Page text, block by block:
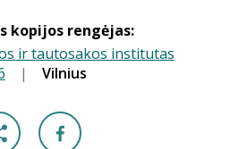
kopijos rengėjas:
ir tautosakos institutas
| Vilnius